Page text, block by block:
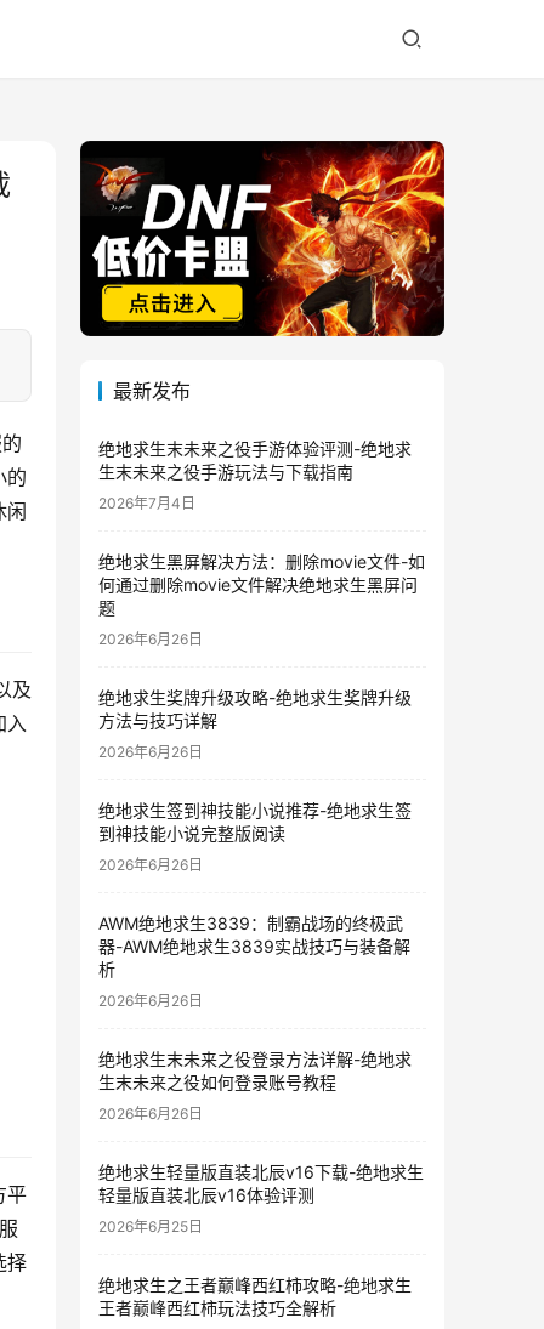
的
闲
及
入
平
择
最新发布
绝地求生末未来之役手游体验评测-绝地求
生末未来之役手游玩法与下载指南
2026年7月4日
绝地求生黑屏解决方法：删除movie文件-如
何通过删除movie文件解决绝地求生黑屏问
题
2026年6月26日
绝地求生奖牌升级攻略-绝地求生奖牌升级
方法与技巧详解
2026年6月26日
绝地求生签到神技能小说推荐-绝地求生签
到神技能小说完整版阅读
2026年6月26日
AWM绝地求生3839：制霸战场的终极武
器-AWM绝地求生3839实战技巧与装备解
析
2026年6月26日
绝地求生末未来之役登录方法详解-绝地求
生末未来之役如何登录账号教程
2026年6月26日
绝地求生轻量版直装北辰v16下载-绝地求生
轻量版直装北辰v16体验评测
2026年6月25日
绝地求生之王者巅峰西红柿攻略-绝地求生
王者巅峰西红柿玩法技巧全解析